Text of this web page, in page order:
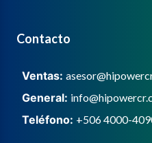
Contacto
Ventas:
General:
Teléfono: +506 4000-